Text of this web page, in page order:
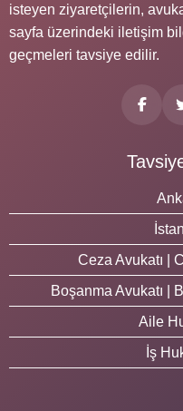
isteyen ziyaretçilerin,
sayfa üzerindeki iletişim
geçmeleri tavsiye edilir.
Ceza Avukatı |
Boşanma Avukatı |
Aile
İş